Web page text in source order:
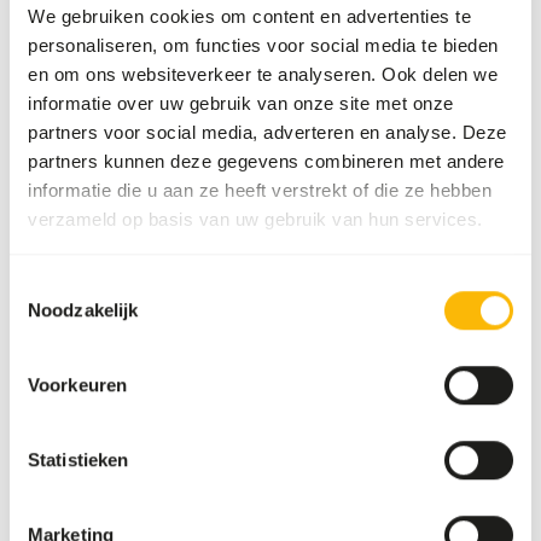
We gebruiken cookies om content en advertenties te
personaliseren, om functies voor social media te bieden
en om ons websiteverkeer te analyseren. Ook delen we
informatie over uw gebruik van onze site met onze
partners voor social media, adverteren en analyse. Deze
partners kunnen deze gegevens combineren met andere
informatie die u aan ze heeft verstrekt of die ze hebben
verzameld op basis van uw gebruik van hun services.
Noodzakelijk
Voorkeuren
Statistieken
Marketing
Deze hoge kwaliteit ratten kunnen onder andere gebruikt
worden voor het dieet van roofvogels, reptielen en andere
carnivoren.
Analytische bestanddelen
Eiwit
10,2%